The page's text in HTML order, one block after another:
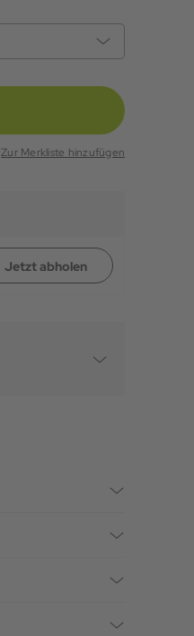
Zur Merkliste hinzufügen
Jetzt abholen